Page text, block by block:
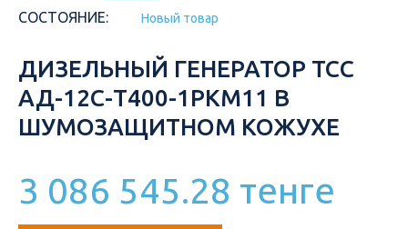
СОСТОЯНИЕ: Новый товар
ДИЗЕЛЬНЫЙ ГЕНЕРАТОР ТСС
АД-12С-Т400-1РКМ11 В
ШУМОЗАЩИТНОМ КОЖУХЕ
3 086 545.28 тенге